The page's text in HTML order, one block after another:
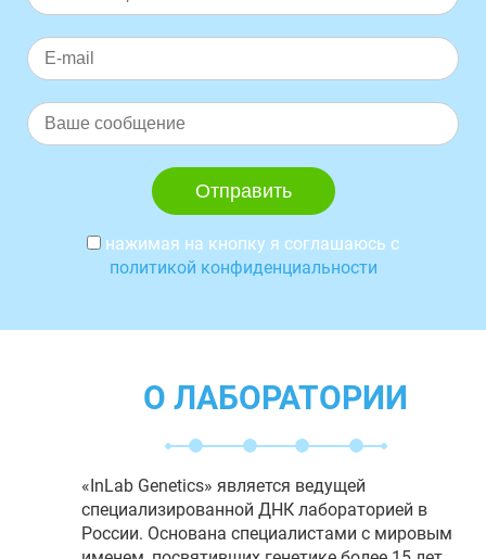
нажимая на кнопку я соглашаюсь с
политикой конфиденциальности
О ЛАБОРАТОРИИ
«InLab Genetics» является ведущей
специализированной ДНК лабораторией в
России. Основана специалистами с мировым